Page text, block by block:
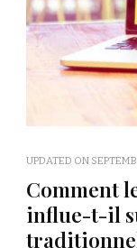
UPDATED ON
Comment
influe-t-il